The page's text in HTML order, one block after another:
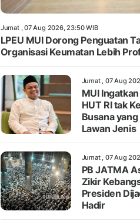
Jumat , 07 Aug 2026, 23:50 WIB
LPEU MUI Dorong Penguatan
Organisasi Keumatan Lebih
Jumat , 07 Aug
MUI
HUT RI tak
Busana
Lawan Jenis
Jumat , 07 Aug
PB JATMA
Zikir
Presiden
Hadir